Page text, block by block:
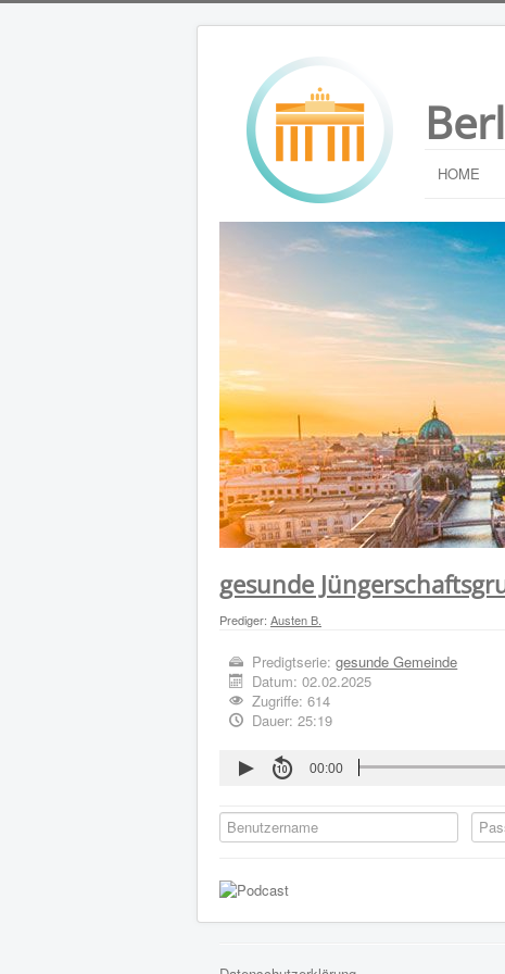
HOME
gesunde
Prediger: Austen B.
Predigtserie:gesunde Gemeinde
Datum:02.02.2025
Zugriffe: 614
Dauer: 25:19
00:00